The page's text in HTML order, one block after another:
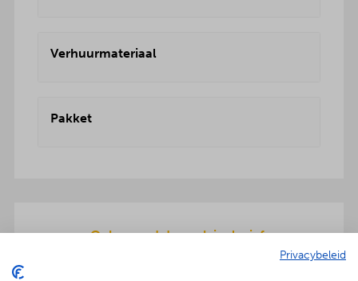
Verhuurmateriaal
Pakket
Onbezorgd dus ook inclusief:
Een teriyaki-plaat en servies wordt meegeleverd
Privacybeleid